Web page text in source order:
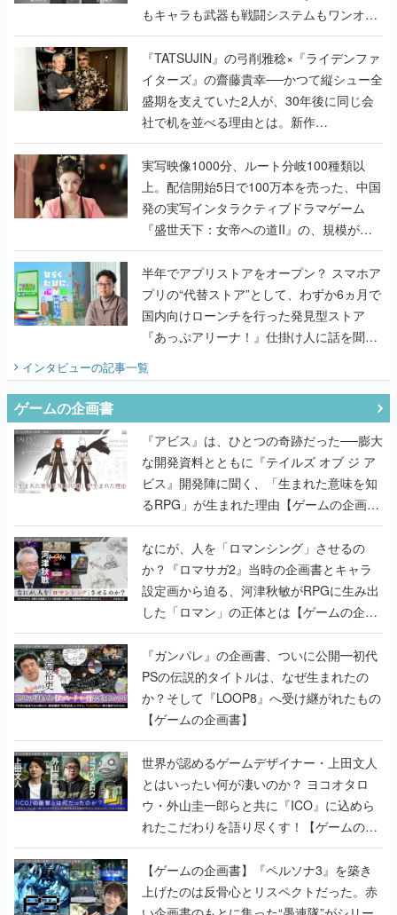
もキャラも武器も戦闘システムもワンオフ
で作り込まれた理由を両ディレクターに聞
く
『TATSUJIN』の弓削雅稔×『ライデンファ
イターズ』の齋藤貴幸──かつて縦シュー全
盛期を支えていた2人が、30年後に同じ会
社で机を並べる理由とは。新作
『TATSUJIN EXTREME』で初タッグを組
んだレジェンド2人に訊く開発秘話
実写映像1000分、ルート分岐100種類以
上。配信開始5日で100万本を売った、中国
発の実写インタラクティブドラマゲーム
『盛世天下：女帝への道II』の、規模が違
うこだわりをプロデューサーに聞いた
半年でアプリストアをオープン？ スマホア
プリの“代替ストア”として、わずか6ヵ月で
国内向けローンチを行った発見型ストア
『あっぷアリーナ！』仕掛け人に話を聞い
てみた
インタビューの記事一覧
ゲームの企画書
『アビス』は、ひとつの奇跡だった──膨大
な開発資料とともに『テイルズ オブ ジ ア
ビス』開発陣に聞く、「生まれた意味を知
るRPG」が生まれた理由【ゲームの企画
書】
なにが、人を「ロマンシング」させるの
か？『ロマサガ2』当時の企画書とキャラ
設定画から迫る、河津秋敏がRPGに生み出
した「ロマン」の正体とは【ゲームの企画
書】
『ガンパレ』の企画書、ついに公開━初代
PSの伝説的タイトルは、なぜ生まれたの
か？そして『LOOP8』へ受け継がれたもの
【ゲームの企画書】
世界が認めるゲームデザイナー・上田文人
とはいったい何が凄いのか？ ヨコオタロ
ウ・外山圭一郎らと共に『ICO』に込めら
れたこだわりを語り尽くす！【ゲームの企
画書】
【ゲームの企画書】『ペルソナ3』を築き
上げたのは反骨心とリスペクトだった。赤